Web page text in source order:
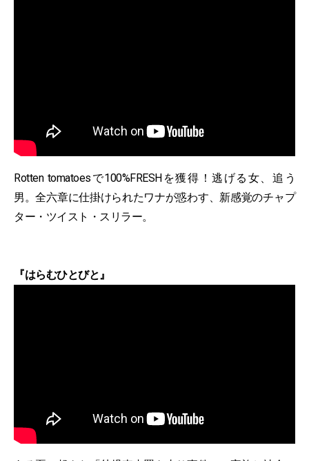
Rotten tomatoesで100%FRESHを獲得！逃げる女、追う
男。全六章に仕掛けられたワナが惑わす、新感覚のチャプ
ター・ツイスト・スリラー。
『はらむひとびと』